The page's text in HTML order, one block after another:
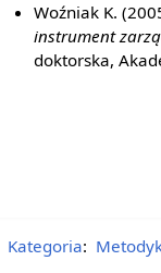
Woźniak K.
instrument
doktorska,
Kategoria: